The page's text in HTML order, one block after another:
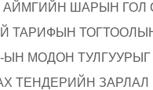
АЙМГИЙН ШАРЫН ГОЛ
ТАРИФЫН
ЫН МОДОН
ТЕНДЕРИЙН ЗАРЛАЛ